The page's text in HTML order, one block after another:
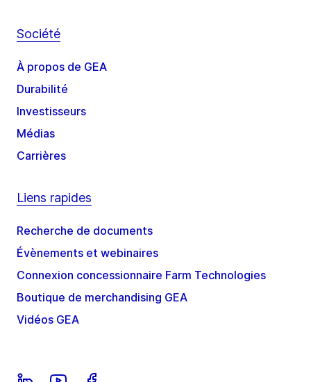
Société
À propos de GEA
Durabilité
Investisseurs
Médias
Carrières
Liens rapides
Recherche de documents
Évènements et webinaires
Connexion concessionnaire Farm Technologies
Boutique de merchandising GEA
Vidéos GEA